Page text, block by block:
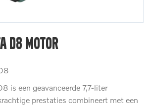
D8 motor
is een geavanceerde 7,7-liter
prestaties combineert met een